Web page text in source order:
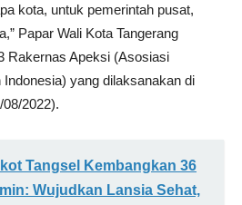
kota, untuk pemerintah pusat,
Papar Wali Kota Tangerang
Rakernas Apeksi (Asosiasi
yang dilaksanakan di
2022).
Tangsel Kembangkan 36
Wujudkan Lansia Sehat,